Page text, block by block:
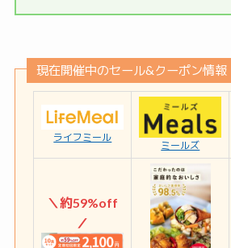
現在開催中のセール&クーポン情報
ライフミール
ミールズ
＼約59%off
／